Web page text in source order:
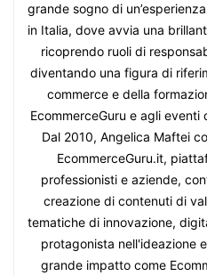
grande sogno di
in Italia, dove avvia una
ricoprendo ruoli di
diventando una figura di
commerce e della
EcommerceGuru e agli eventi
Dal 2010, Angelica Maftei
EcommerceGuru.it,
professionisti e aziende,
creazione di contenuti di
tematiche di innovazione,
protagonista nell'ideazione
grande impatto come